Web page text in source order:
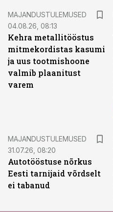
MAJANDUSTULEMUSED
04.08.26, 08:13
Kehra metallitööstus
mitmekordistas kasumi
ja uus tootmishoone
valmib plaanitust
varem
MAJANDUSTULEMUSED
31.07.26, 08:20
Autotööstuse nõrkus
Eesti tarnijaid võrdselt
ei tabanud